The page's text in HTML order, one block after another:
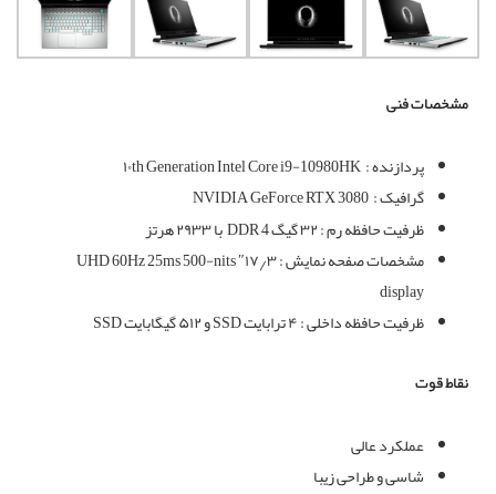
مشخصات فنی
پردازنده :۱۰th Generation Intel Core i9-10980HK
گرافیک :NVIDIA GeForce RTX 3080
ظرفیت حافظه رم : ۳۲ گیگ DDR 4
با ۲۹۳۳ هرتز
مشخصات صفحه نمایش : ۱۷٫۳″ UHD 60Hz 25ms 500-nits
display
ظرفیت حافظه داخلی : ۴ ترابایت SSD و ۵۱۲ گیگابایت SSD
نقاط قوت
عملکرد عالی
شاسی و طراحی زیبا